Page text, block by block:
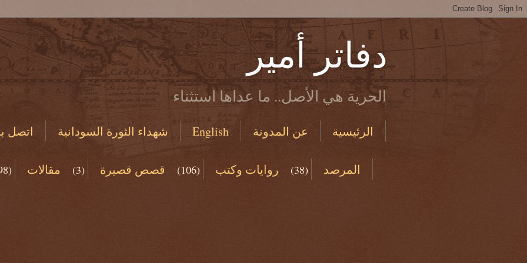
دفاتر أمير
الحرية هي الأصل.. ما عداها استثناء
الرئيسية عن المدونة English شهداء الثورة السودانية
اتصل
المرصد
(38) روايات وكتب (106) قصص قصيرة (3) مقالات